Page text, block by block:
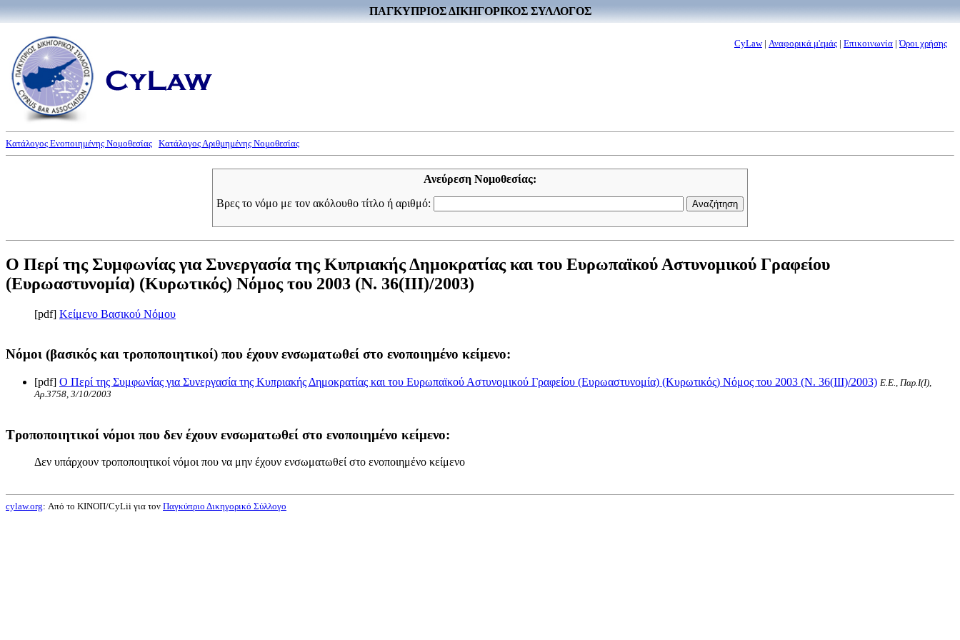
ΠΑΓΚΥΠΡΙΟΣ ΔΙΚΗΓΟΡΙΚΟΣ ΣΥΛΛΟΓΟΣ
CyLaw| Αναφορικά μ'εμάς | Επικοινωνία |Όροι χρήσης
Κατάλογος Ενοποιημένης Νομοθεσίας Κατάλογος Αριθμημένης Νομοθεσίας
Ανεύρεση Νομοθεσίας:
Βρες το νόμο με τον ακόλουθο τίτλο ή αριθμό:
Ο Περί της Συμφωνίας για Συνεργασία της Κυπριακής Δημοκρατίας και του Ευρωπαϊκού Αστυνομικού Γραφείου
(Ευρωαστυνομία) (Κυρωτικός) Νόμος του 2003 (Ν. 36(III)/2003)
[pdf] Κείμενο Βασικού Νόμου
Νόμοι (βασικός και τροποποιητικοί) που έχουν ενσωματωθεί στο ενοποιημένο κείμενο:
[pdf] Ο Περί της Συμφωνίας για Συνεργασία της Κυπριακής Δημοκρατίας και του Ευρωπαϊκού Αστυνομικού Γραφείου (Ευρωαστυνομία) (Κυρωτικός) Νόμος του 2003 (Ν. 36(III)/2003) Ε.Ε., Παρ.Ι(I),
Αρ.3758, 3/10/2003
Τροποποιητικοί νόμοι που δεν έχουν ενσωματωθεί στο ενοποιημένο κείμενο:
Δεν υπάρχουν τροποποιητικοί νόμοι που να μην έχουν ενσωματωθεί στο ενοποιημένο κείμενο
cylaw.org: Από το ΚΙΝOΠ/CyLii για τον Παγκύπριο Δικηγορικό Σύλλογο